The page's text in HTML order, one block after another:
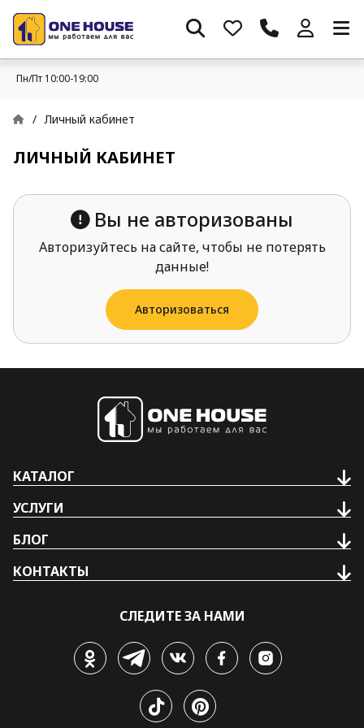
Пн/Пт 10:00-19:00
/ Личный кабинет
ЛИЧНЫЙ КАБИНЕТ
Вы не авторизованы
Авторизуйтесь на сайте, чтобы не потерять
данные!
Авторизоваться
КАТАЛОГ
УСЛУГИ
БЛОГ
КОНТАКТЫ
СЛЕДИТЕ ЗА НАМИ